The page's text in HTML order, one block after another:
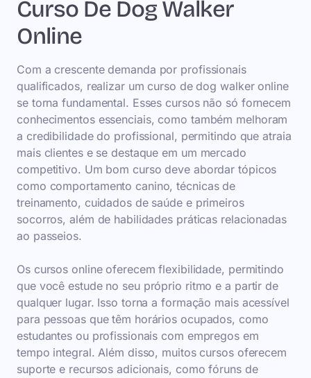
Curso De Dog Walker
Online
Com a crescente demanda por profissionais
qualificados, realizar um curso de dog walker online
se torna fundamental. Esses cursos não só fornecem
conhecimentos essenciais, como também melhoram
a credibilidade do profissional, permitindo que atraia
mais clientes e se destaque em um mercado
competitivo. Um bom curso deve abordar tópicos
como comportamento canino, técnicas de
treinamento, cuidados de saúde e primeiros
socorros, além de habilidades práticas relacionadas
ao passeios.
Os cursos online oferecem flexibilidade, permitindo
que você estude no seu próprio ritmo e a partir de
qualquer lugar. Isso torna a formação mais acessível
para pessoas que têm horários ocupados, como
estudantes ou profissionais com empregos em
tempo integral. Além disso, muitos cursos oferecem
suporte e recursos adicionais, como fóruns de